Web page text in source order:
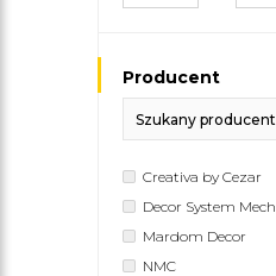
Producent
Creativa by Cezar
Decor System Mech
Mardom Decor
NMC